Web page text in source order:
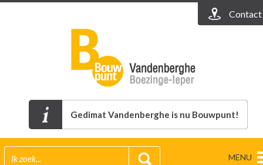
Contact
Gedimat Vandenberghe is nu Bouwpunt!
MENU